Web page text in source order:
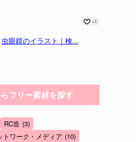
虫眼鏡のイラスト｜検...
+1
フリー素材を探す
RC造 (3)
ワーク・メディア (10)